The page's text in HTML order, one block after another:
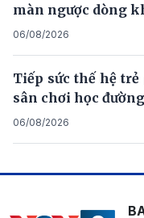
màn ngược dòng
06/08/2026
Tiếp sức thế hệ
sân chơi học đường
06/08/2026